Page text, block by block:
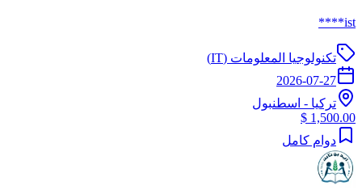
ist****
تكنولوجيا المعلومات (IT)
2026-07-27
تركيا - اسطنبول
1,500.00 $
دوام كامل